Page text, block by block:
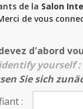
de la Salon
de vous
d'abord
yourself :
Sie sich
: